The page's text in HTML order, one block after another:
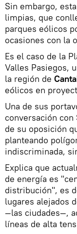
Sin embargo,
limpias, que
parques eólicos
ocasiones con la
Es el caso de la
Valles Pasiegos,
la región de
eólicos en
Una de sus
conversación con
de su oposición
planteando
indiscriminada,
Explica que
de energía es
distribución", es
lugares alejados
—las ciudades—,
líneas de alta